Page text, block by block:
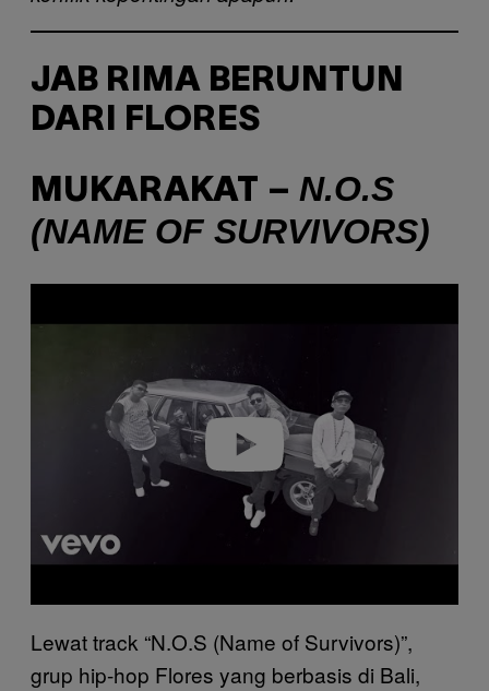
JAB RIMA BERUNTUN
DARI FLORES
MUKARAKAT – N.O.S
(NAME OF SURVIVORS)
a
Lewat track “N.O.S (Name of Survivors)”,
grup hip-hop Flores yang berbasis di Bali,